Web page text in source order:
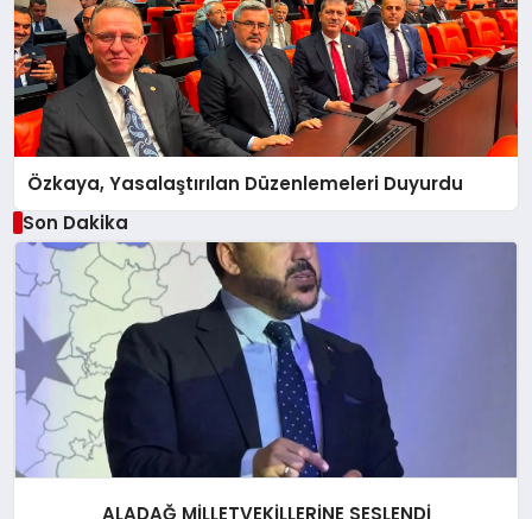
Özkaya, Yasalaştırılan Düzenlemeleri Duyurdu
Son Dakika
ALADAĞ MİLLETVEKİLLERİNE SESLENDİ